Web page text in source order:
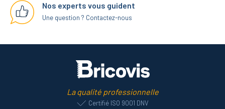
Nos experts vous guident
Une question ? Contactez-nous
La qualité professionnelle
Certifié ISO 9001 DNV